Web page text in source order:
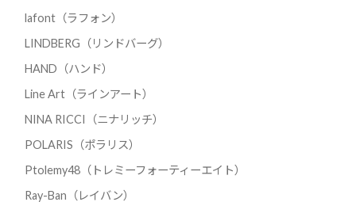
lafont（ラフォン）
LINDBERG（リンドバーグ）
HAND（ハンド）
Line Art（ラインアート）
NINA RICCI（ニナリッチ）
POLARIS（ポラリス）
Ptolemy48（トレミーフォーティーエイト）
Ray-Ban（レイバン）